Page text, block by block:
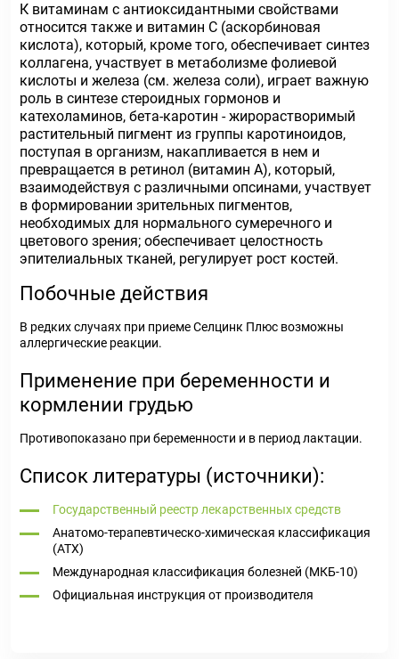
К витаминам с антиоксидантными свойствами
относится также и витамин С (аскорбиновая
кислота), который, кроме того, обеспечивает синтез
коллагена, участвует в метаболизме фолиевой
кислоты и железа (см. железа соли), играет важную
роль в синтезе стероидных гормонов и
катехоламинов, бета-каротин - жирорастворимый
растительный пигмент из группы каротиноидов,
поступая в организм, накапливается в нем и
превращается в ретинол (витамин А), который,
взаимодействуя с различными опсинами, участвует
в формировании зрительных пигментов,
необходимых для нормального сумеречного и
цветового зрения; обеспечивает целостность
эпителиальных тканей, регулирует рост костей.
Побочные действия
В редких случаях при приеме Селцинк Плюс возможны
аллергические реакции.
Применение при беременности и
кормлении грудью
Противопоказано при беременности и в период лактации.
Список литературы (источники):
Государственный реестр лекарственных средств
Анатомо-терапевтическо-химическая классификация
(ATX)
Международная классификация болезней (МКБ-10)
Официальная инструкция от производителя